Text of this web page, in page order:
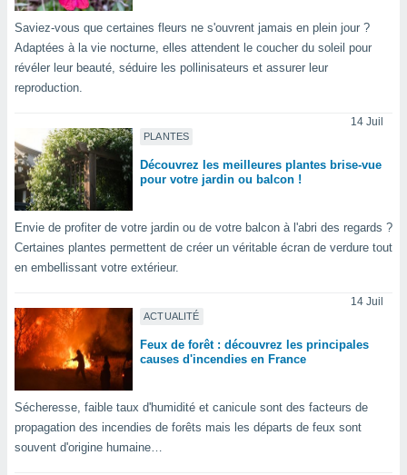
IP et
sur
Pour ce
à
en
«
» ou
Saviez-vous que certaines fleurs ne s'ouvrent jamais en plein jour ?
Adaptées à la vie nocturne, elles attendent le coucher du soleil pour
révéler leur beauté, séduire les pollinisateurs et assurer leur
reproduction.
PLANTES
14 Juil
Découvrez les meilleures plantes brise-vue
pour votre jardin ou balcon !
Envie de profiter de votre jardin ou de votre balcon à l'abri des regards ?
Certaines plantes permettent de créer un véritable écran de verdure tout
en embellissant votre extérieur.
ACTUALITÉ
14 Juil
Feux de forêt : découvrez les principales
causes d'incendies en France
Sécheresse, faible taux d'humidité et canicule sont des facteurs de
propagation des incendies de forêts mais les départs de feux sont
souvent d'origine humaine…